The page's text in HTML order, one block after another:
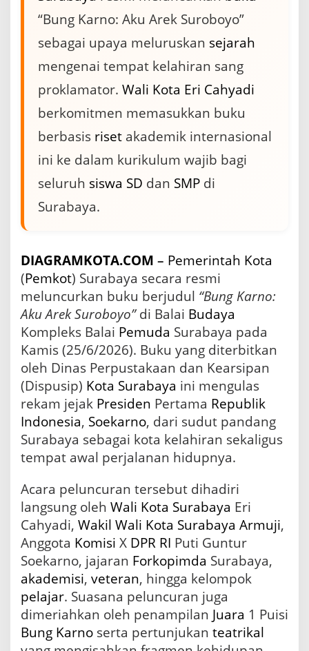
y
L
u
n
c
r
a
B
g
a
r
n
a
J
a
d
k
a
n
r
u
l
u
m
W
a
j
b
“Bung Karno: Aku Arek Suroboyo”
sebagai upaya meluruskan sejarah
mengenai tempat kelahiran sang
proklamator. Wali Kota Eri Cahyadi
berkomitmen memasukkan buku
berbasis riset akademik internasional
ini ke dalam kurikulum wajib bagi
seluruh siswa SD dan SMP di
Surabaya.
DIAGRAMKOTA.COM – Pemerintah Kota
(Pemkot) Surabaya secara resmi
meluncurkan buku berjudul “Bung Karno:
Aku Arek Suroboyo”di Balai Budaya
Kompleks Balai Pemuda Surabaya pada
Kamis (25/6/2026). Buku yang diterbitkan
oleh Dinas Perpustakaan dan Kearsipan
(Dispusip) Kota Surabaya ini mengulas
rekam jejak Presiden Pertama Republik
Indonesia, Soekarno, dari sudut pandang
Surabaya sebagai kota kelahiran sekaligus
tempat awal perjalanan hidupnya.
Acara peluncuran tersebut dihadiri
langsung oleh Wali Kota Surabaya Eri
Cahyadi, Wakil Wali Kota Surabaya Armuji,
Anggota Komisi X DPR RI Puti Guntur
Soekarno, jajaran Forkopimda Surabaya,
akademisi, veteran, hingga kelompok
pelajar. Suasana peluncuran juga
dimeriahkan oleh penampilan Juara 1 Puisi
Bung Karno serta pertunjukan teatrikal